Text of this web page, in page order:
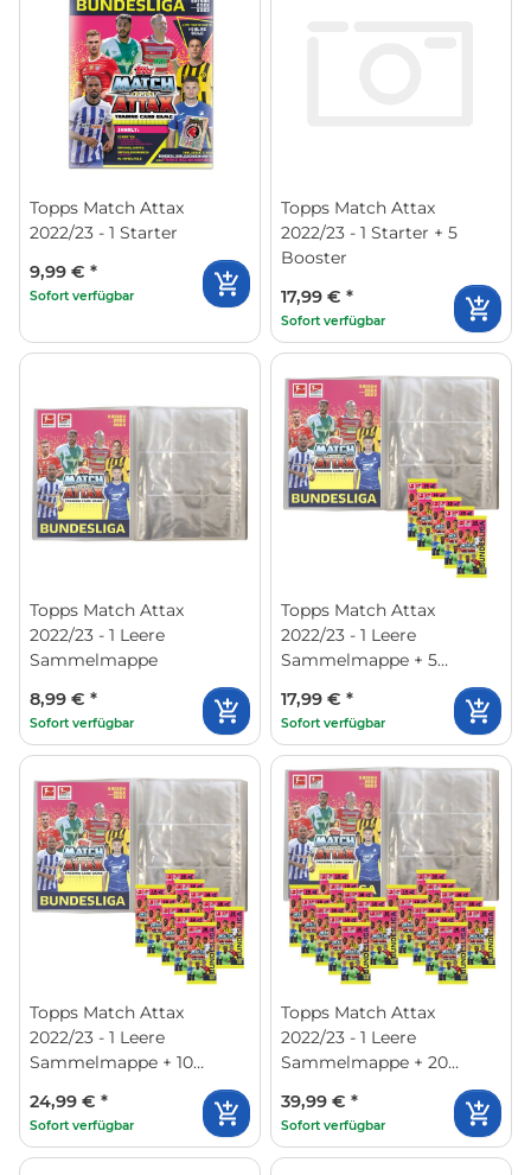
Topps Match Attax
2022/23 - 1 Starter
9,99 € *
Sofort verfügbar
Topps Match Attax
2022/23 - 1 Starter + 5
Booster
17,99 € *
Sofort verfügbar
Topps Match Attax
2022/23 - 1 Leere
Sammelmappe
8,99 € *
Sofort verfügbar
Topps Match Attax
2022/23 - 1 Leere
Sammelmappe + 5
17,99 € *
Sofort verfügbar
Topps Match Attax
2022/23 - 1 Leere
Sammelmappe + 10
24,99 € *
Sofort verfügbar
Topps Match Attax
2022/23 - 1 Leere
Sammelmappe + 20
39,99 € *
Sofort verfügbar